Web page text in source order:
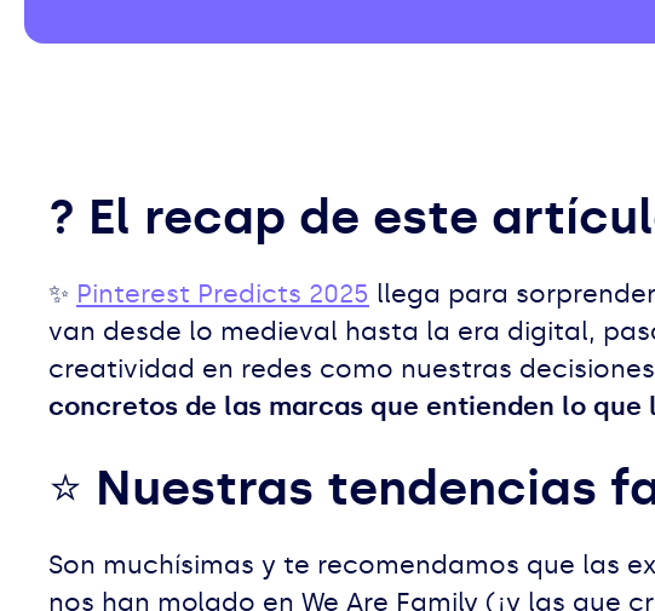
? El recap de este
✨ Pinterest Predicts 2025 llega para
van desde lo medieval hasta la era digital,
creatividad en redes como nuestras
concretos de las marcas que entienden lo que
⭐ Nuestras tendencias
Son muchísimas y te recomendamos que las
nos han molado en We Are Family (¡y las que